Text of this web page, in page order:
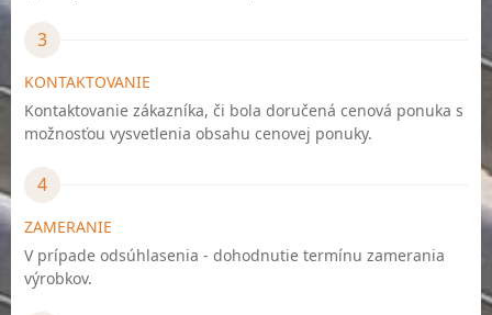
3
KONTAKTOVANIE
Kontaktovanie zákazníka, či bola doručená cenová ponuka s
možnosťou vysvetlenia obsahu cenovej ponuky.
4
ZAMERANIE
V prípade odsúhlasenia - dohodnutie termínu zamerania
výrobkov.